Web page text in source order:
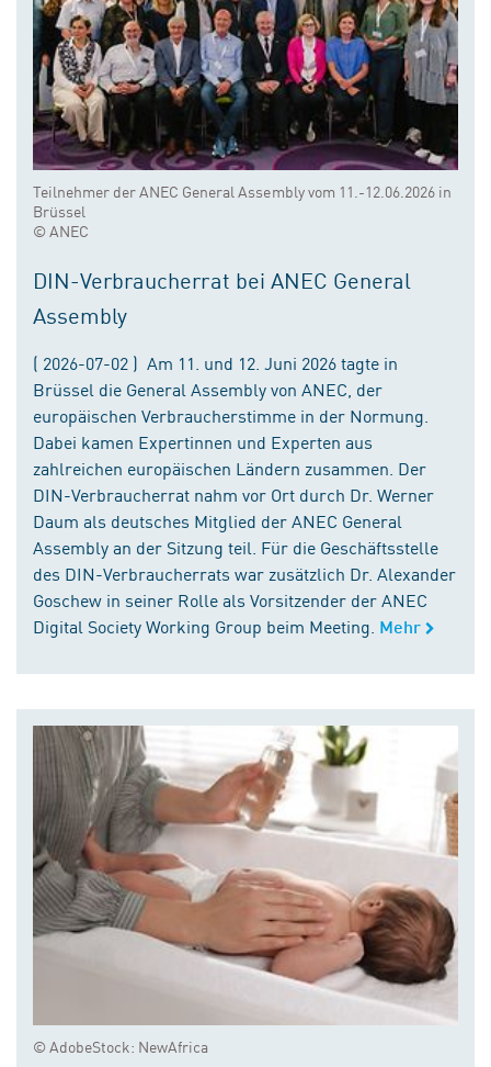
Teilnehmer der ANEC General Assembly vom 11.-12.06.2026 in
Brüssel
© ANEC
DIN-Verbraucherrat bei ANEC General
Assembly
( 2026-07-02 ) Am 11. und 12. Juni 2026 tagte in
Brüssel die General Assembly von ANEC, der
europäischen Verbraucherstimme in der Normung.
Dabei kamen Expertinnen und Experten aus
zahlreichen europäischen Ländern zusammen. Der
DIN-Verbraucherrat nahm vor Ort durch Dr. Werner
Daum als deutsches Mitglied der ANEC General
Assembly an der Sitzung teil. Für die Geschäftsstelle
des DIN-Verbraucherrats war zusätzlich Dr. Alexander
Goschew in seiner Rolle als Vorsitzender der ANEC
Digital Society Working Group beim Meeting. Mehr
© AdobeStock: NewAfrica